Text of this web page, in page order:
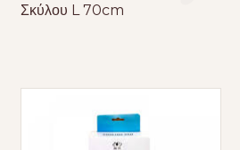
Σκύλου L 70cm